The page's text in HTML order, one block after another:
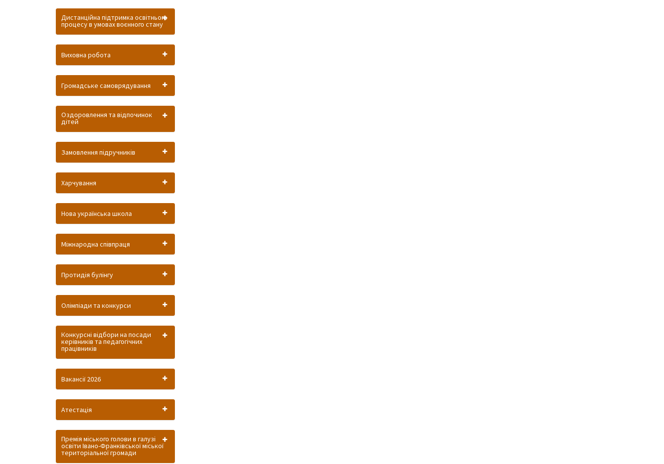
Дистанційна підтримка освітнього
процесу в умовах воєнного стану
Виховна робота
Громадське самоврядування
Оздоровлення та відпочинок
дітей
Замовлення підручників
Харчування
Нова українська школа
Міжнародна співпраця
Протидія булінгу
Олімпіади та конкурси
Конкурсні відбори на посади
керівників та педагогічних
працівників
Вакансії 2026
Атестація
Премія міського голови в галузі
освіти Івано-Франківської міської
територіальної громади